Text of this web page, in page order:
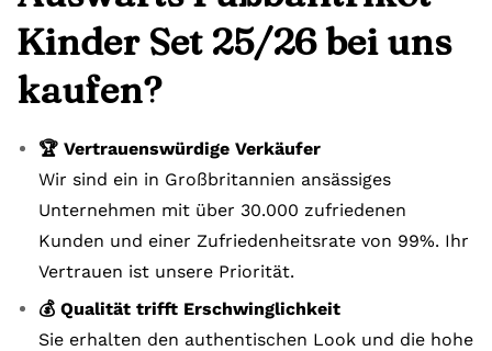
Kinder Set 25/26 bei uns
kaufen?
🏆 Vertrauenswürdige Verkäufer
Wir sind ein in Großbritannien ansässiges
Unternehmen mit über 30.000 zufriedenen
Kunden und einer Zufriedenheitsrate von 99%. Ihr
Vertrauen ist unsere Priorität.
💰 Qualität trifft Erschwinglichkeit
Sie erhalten den authentischen Look und die hohe